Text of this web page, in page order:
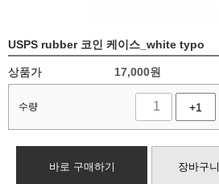
USPS rubber 코인 케이스_white typo
상품가 17,000원
수량 +1
바로 구매하기 장바구니